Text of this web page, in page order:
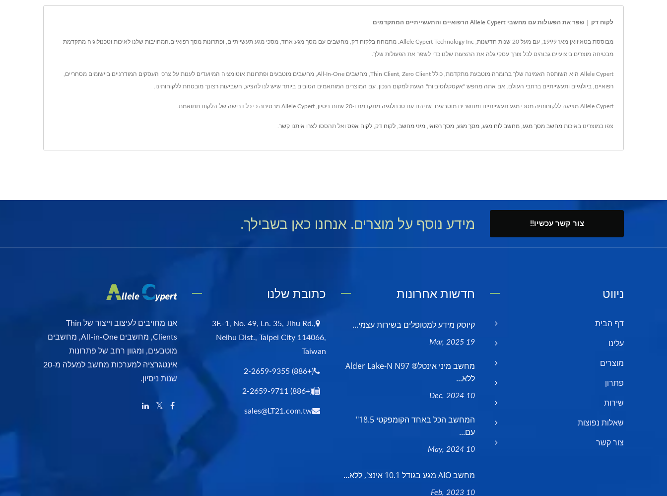
לקוח דק | שפר את הפעולות עם מחשבי Allele Cypert הרפואיים והתעשייתיים המתקדמים
מבוססת בטאיוואן מאז 1999, עם מעל 20 שנות חדשנות, Allele Cypert Technology Inc. מתמחה בלקוח דק, מחשבים עם מסך מגע אחד, מסכי מגע תעשייתיים, ופתרונות מסך רפואיים.המחויבות שלנו לאיכות וטכנולוגיה מתקדמת
מבטיחה מוצרים ביצועיים גבוהים לכל צורך עסקי.גלה את ההצעות שלנו כדי לשפר את הפעולות שלך.
Allele Cypert היא השותפה האמינה שלך בחומרה מוטבעת מתקדמת, כולל Thin Client, Zero Client, מחשבים All-In-One, מחשבים מוטבעים ופתרונות אוטומציה המיועדים לענות על צרכי העסקים המודרניים ביישומים מסחריים,
רפואיים, ביולוגיים ותעשייתיים ברחבי העולם. אם אתה מחפש "אקסקלוסיביות", הגעת למקום הנכון. עם המוצרים המותאמים הטובים ביותר שיש לנו להציע, השביעות רצונך מובטחת ללקוחותינו.
Allele Cypert מציעה ללקוחותיה מסכי מגע תעשייתיים ומחשבים מוטבעים, שניהם עם טכנולוגיה מתקדמת ו-20 שנות ניסיון, Allele Cypert מבטיחה כי כל דרישה של הלקוח תתואמת.
צפו במוצרינו באיכות מחשב מסך מגע מחשב לוח מגע מסך מגע מסך רפואי מיני מחשב לקוח דק לקוח אפס ואל תהססו לצרו איתנו קשר
מידע נוסף על מוצרים. אנחנו כאן בשבילך. צור קשר עכשיו!!
אנו מחויבים לעיצוב וייצור של Thin
Clients, מחשבים All-in-One, מחשבים
מוטבעים, ומגוון רחב של פתרונות
אינטגרציה למערכות מחשב למעלה מ-20
שנות ניסיון.
כתובת שלנו
3F.-1, No. 49, Ln. 35, Jihu Rd.,
Neihu Dist., Taipei City 114066,
Taiwan
(+886) 2-2659-9355
(+886) 2-2659-9711
sales@LT21.com.tw
חדשות אחרונות
קיוסק מידע למטופלים בשירות עצמי...
19 Mar, 2025
מחשב מיני אינטל® Alder Lake-N N97
ללא...
10 Dec, 2024
המחשב הכל באחד הקומפקטי 18.5"
עם...
10 May, 2024
מחשב AIO מגע בגודל 10.1 אינצ', ללא...
10 Feb, 2023
ניווט
דף הבית
עלינו
מוצרים
פתרון
שירות
שאלות נפוצות
צור קשר